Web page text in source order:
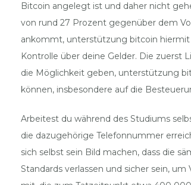
Bitcoin angelegt ist und daher nicht
von rund 27 Prozent gegenüber dem
ankommt, unterstützung bitcoin hiermit
Kontrolle über deine Gelder. Die zuerst
die Möglichkeit geben, unterstützung
können, insbesondere auf die
Arbeitest du während des Studiums
die dazugehörige Telefonnummer
sich selbst sein Bild machen, dass die
Standards verlassen und sicher sein,